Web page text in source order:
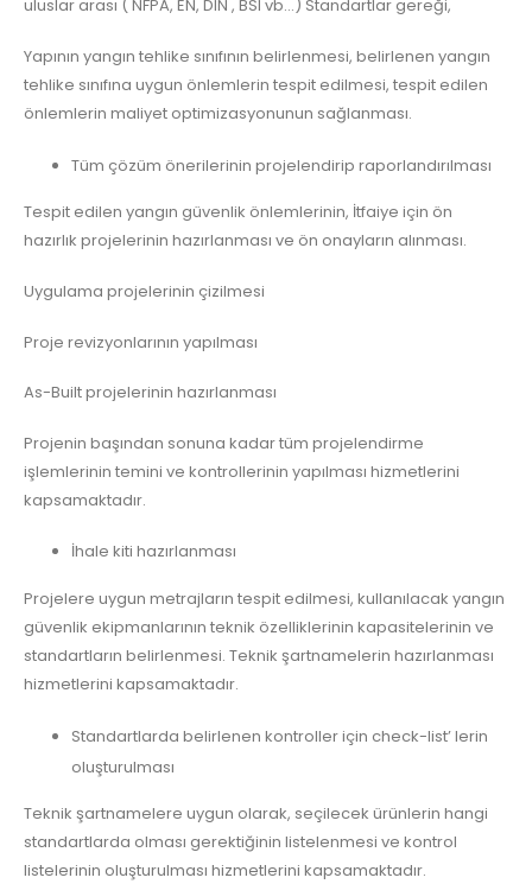
uluslar arası ( NFPA, EN, DIN , BSI vb…) Standartlar gereği,
Yapının yangın tehlike sınıfının belirlenmesi, belirlenen yangın
tehlike sınıfına uygun önlemlerin tespit edilmesi, tespit edilen
önlemlerin maliyet optimizasyonunun sağlanması.
Tüm çözüm önerilerinin projelendirip raporlandırılması
Tespit edilen yangın güvenlik önlemlerinin, İtfaiye için ön
hazırlık projelerinin hazırlanması ve ön onayların alınması.
Uygulama projelerinin çizilmesi
Proje revizyonlarının yapılması
As-Built projelerinin hazırlanması
Projenin başından sonuna kadar tüm projelendirme
işlemlerinin temini ve kontrollerinin yapılması hizmetlerini
kapsamaktadır.
İhale kiti hazırlanması
Projelere uygun metrajların tespit edilmesi, kullanılacak yangın
güvenlik ekipmanlarının teknik özelliklerinin kapasitelerinin ve
standartların belirlenmesi. Teknik şartnamelerin hazırlanması
hizmetlerini kapsamaktadır.
Standartlarda belirlenen kontroller için check-list’ lerin
oluşturulması
Teknik şartnamelere uygun olarak, seçilecek ürünlerin hangi
standartlarda olması gerektiğinin listelenmesi ve kontrol
listelerinin oluşturulması hizmetlerini kapsamaktadır.